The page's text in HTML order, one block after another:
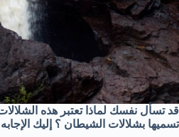
قد تسأل نفسك لماذا تعتبر هذه
تسميها بشلالات الشيطان ؟ إليك